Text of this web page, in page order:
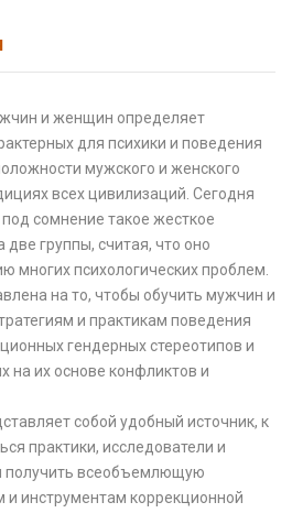
и женщин определяет
для психики и поведения
мужского и женского
всех цивилизаций. Сегодня
сомнение такое жесткое
группы, считая, что оно
многих психологических проблем.
на то, чтобы обучить мужчин и
и практикам поведения
гендерных стереотипов и
их основе конфликтов и
собой удобный источник, к
практики, исследователи и
получить всеобъемлющую
инструментам коррекционной